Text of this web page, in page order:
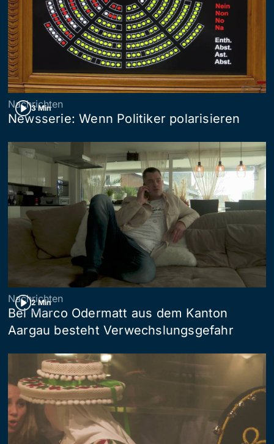
3 Min
Nachrichten
Newsserie: Wenn Politiker polarisieren
2 Min
Nachrichten
Bei Marco Odermatt aus dem Kanton
Aargau besteht Verwechslungsgefahr